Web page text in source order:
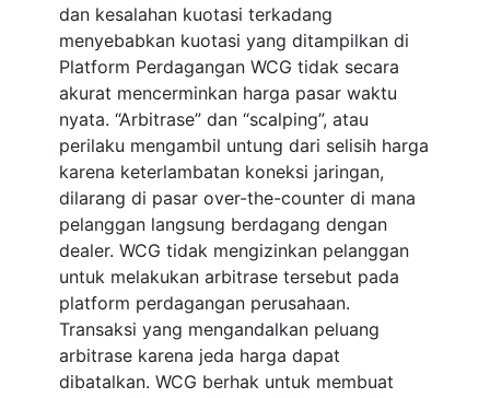
dan kesalahan kuotasi terkadang
menyebabkan kuotasi yang ditampilkan di
Platform Perdagangan WCG tidak secara
akurat mencerminkan harga pasar waktu
nyata. “Arbitrase” dan “scalping”, atau
perilaku mengambil untung dari selisih harga
karena keterlambatan koneksi jaringan,
dilarang di pasar over-the-counter di mana
pelanggan langsung berdagang dengan
dealer. WCG tidak mengizinkan pelanggan
untuk melakukan arbitrase tersebut pada
platform perdagangan perusahaan.
Transaksi yang mengandalkan peluang
arbitrase karena jeda harga dapat
dibatalkan. WCG berhak untuk membuat